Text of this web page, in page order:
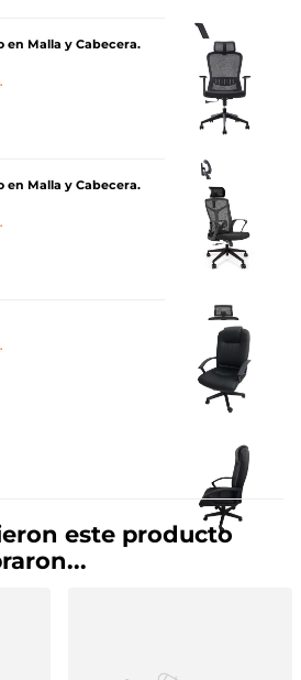
en Malla y Cabecera.
en Malla y Cabecera.
este producto